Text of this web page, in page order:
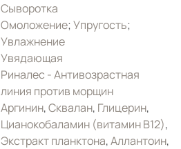
Сыворотка
Омоложение;Упругость;
Увлажнение
Увядающая
Риналес - Антивозрастная
линия против морщин
Аргинин,Сквалан, Глицерин,
Цианокобаламин (витамин B12),
Экстракт планктона,Аллантоин,